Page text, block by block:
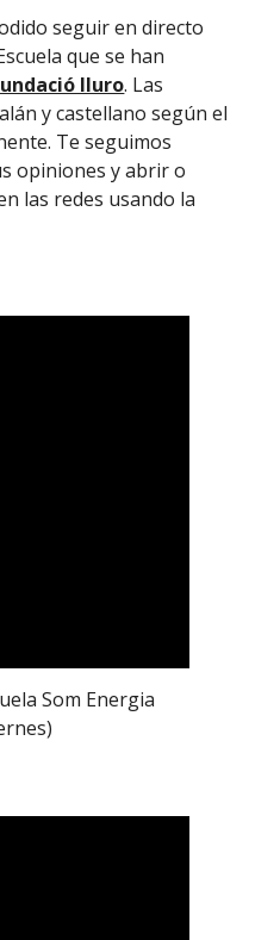
seguir en directo
que se han
Iluro. Las
y castellano según el
Te seguimos
opiniones y abrir o
las redes usando la
Som Energia